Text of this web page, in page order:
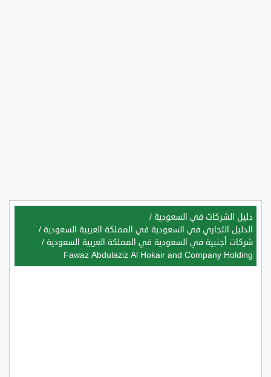
دليل الشركات في السعودية /
الدليل التجاري في السعودية في المملكة العربية السعودية /
شركات أجنبية في السعودية في المملكة العربية السعودية /
Fawaz Abdulaziz Al Hokair and Company Holding